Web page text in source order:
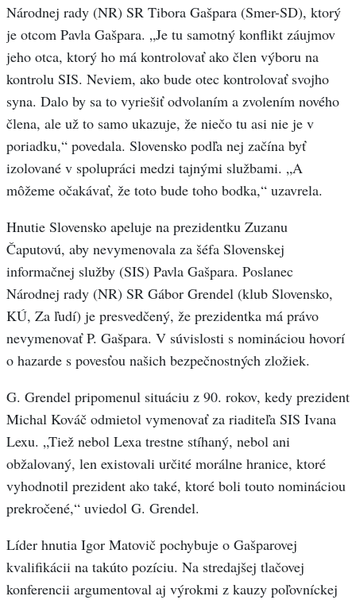
Národnej rady (NR) SR Tibora Gašpara (Smer-SD), ktorý
je otcom Pavla Gašpara. „Je tu samotný konflikt záujmov
jeho otca, ktorý ho má kontrolovať ako člen výboru na
kontrolu SIS. Neviem, ako bude otec kontrolovať svojho
syna. Dalo by sa to vyriešiť odvolaním a zvolením nového
člena, ale už to samo ukazuje, že niečo tu asi nie je v
poriadku,“ povedala. Slovensko podľa nej začína byť
izolované v spolupráci medzi tajnými službami. „A
môžeme očakávať, že toto bude toho bodka,“ uzavrela.
Hnutie Slovensko apeluje na prezidentku Zuzanu
Čaputovú, aby nevymenovala za šéfa Slovenskej
informačnej služby (SIS) Pavla Gašpara. Poslanec
Národnej rady (NR) SR Gábor Grendel (klub Slovensko,
KÚ, Za ľudí) je presvedčený, že prezidentka má právo
nevymenovať P. Gašpara. V súvislosti s nomináciou hovorí
o hazarde s povesťou našich bezpečnostných zložiek.
G. Grendel pripomenul situáciu z 90. rokov, kedy prezident
Michal Kováč odmietol vymenovať za riaditeľa SIS Ivana
Lexu. „Tiež nebol Lexa trestne stíhaný, nebol ani
obžalovaný, len existovali určité morálne hranice, ktoré
vyhodnotil prezident ako také, ktoré boli touto nomináciou
prekročené,“ uviedol G. Grendel.
Líder hnutia Igor Matovič pochybuje o Gašparovej
kvalifikácii na takúto pozíciu. Na stredajšej tlačovej
konferencii argumentoval aj výrokmi z kauzy poľovníckej